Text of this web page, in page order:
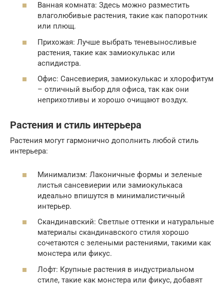
Ванная комната: Здесь можно разместить
влаголюбивые растения, такие как папоротник
или плющ.
Прихожая: Лучше выбрать теневыносливые
растения, такие как замиокулькас или
аспидистра.
Офис: Сансевиерия, замиокулькас и хлорофитум
– отличный выбор для офиса, так как они
неприхотливы и хорошо очищают воздух.
Растения и стиль интерьера
Растения могут гармонично дополнить любой стиль
интерьера:
Минимализм: Лаконичные формы и зеленые
листья сансевиерии или замиокулькаса
идеально впишутся в минималистичный
интерьер.
Скандинавский: Светлые оттенки и натуральные
материалы скандинавского стиля хорошо
сочетаются с зелеными растениями, такими как
монстера или фикус.
Лофт: Крупные растения в индустриальном
стиле, такие как монстера или фикус, добавят